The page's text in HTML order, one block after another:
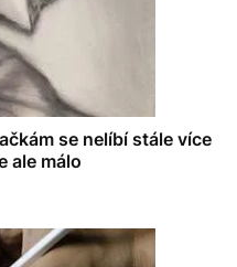
se nelíbí stále více
ale málo